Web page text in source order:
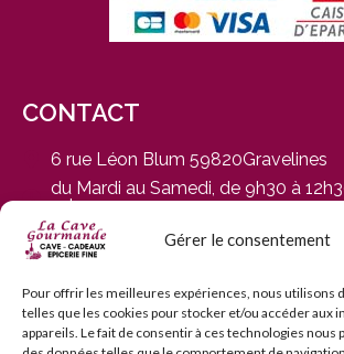
Gérer le consentement
Pour offrir les meilleures expériences, nous utilisons
telles que les cookies pour stocker et/ou accéder aux
appareils. Le fait de consentir à ces technologies
CONTACT
6 rue Léon Blum 59820Gravelines
du Mardi au Samedi, de 9h30 à
19h
03 28 65 01 92
contact@cavegourmande.fr
www.cavegourmande.fr